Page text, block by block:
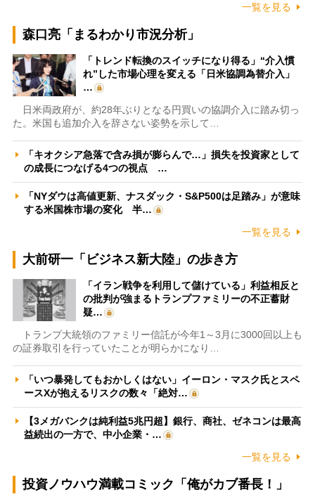
一覧を見る
森口亮「まるわかり市況分析」
「トレンド転換のスイッチになり得る」“介入慣
れ”した市場心理を変える「日米協調為替介入」
…
日米両政府が、約28年ぶりとなる円買いの協調介入に踏み切っ
た。米国も追加介入を辞さない姿勢を示して…
「キオクシア急落で含み損が膨らんで…」損失を投資家として
の成長につなげる4つの視点 …
「NYダウは高値更新、ナスダック・S&P500は足踏み」が意味
する米国株市場の変化 半…
一覧を見る
大前研一「ビジネス新大陸」の歩き方
「イラン戦争を利用して儲けている」利益相反と
の批判が強まるトランプファミリーの不正蓄財
疑…
トランプ大統領のファミリー信託が今年1～3月に3000回以上も
の証券取引を行っていたことが明らかになり…
「いつ暴発してもおかしくはない」イーロン・マスク氏とスペ
ースXが抱えるリスクの数々「絶対…
【3メガバンクは純利益5兆円超】銀行、商社、ゼネコンは最高
益続出の一方で、中小企業・…
一覧を見る
投資ノウハウ満載コミック「俺がカブ番長！」